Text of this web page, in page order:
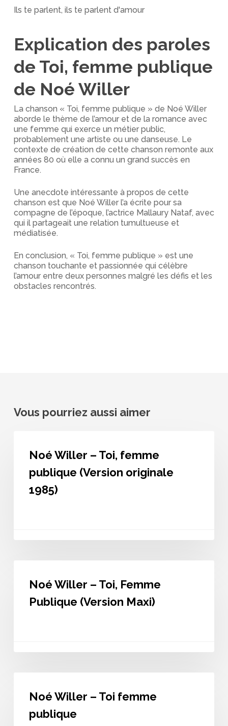
Ils te parlent, ils te parlent d'amour
Explication des paroles
de Toi, femme publique
de Noé Willer
La chanson « Toi, femme publique » de Noé Willer
aborde le thème de l’amour et de la romance avec
une femme qui exerce un métier public,
probablement une artiste ou une danseuse. Le
contexte de création de cette chanson remonte aux
années 80 où elle a connu un grand succès en
France.
Une anecdote intéressante à propos de cette
chanson est que Noé Willer l’a écrite pour sa
compagne de l’époque, l’actrice Mallaury Nataf, avec
qui il partageait une relation tumultueuse et
médiatisée.
En conclusion, « Toi, femme publique » est une
chanson touchante et passionnée qui célèbre
l’amour entre deux personnes malgré les défis et les
obstacles rencontrés.
Vous pourriez aussi aimer
femme
publique
(Version
Noé Willer – Toi, femme
publique (Version originale
1985)
Femme
Noé Willer – Toi, Femme
Publique (Version Maxi)
femme
Noé Willer – Toi femme
publique